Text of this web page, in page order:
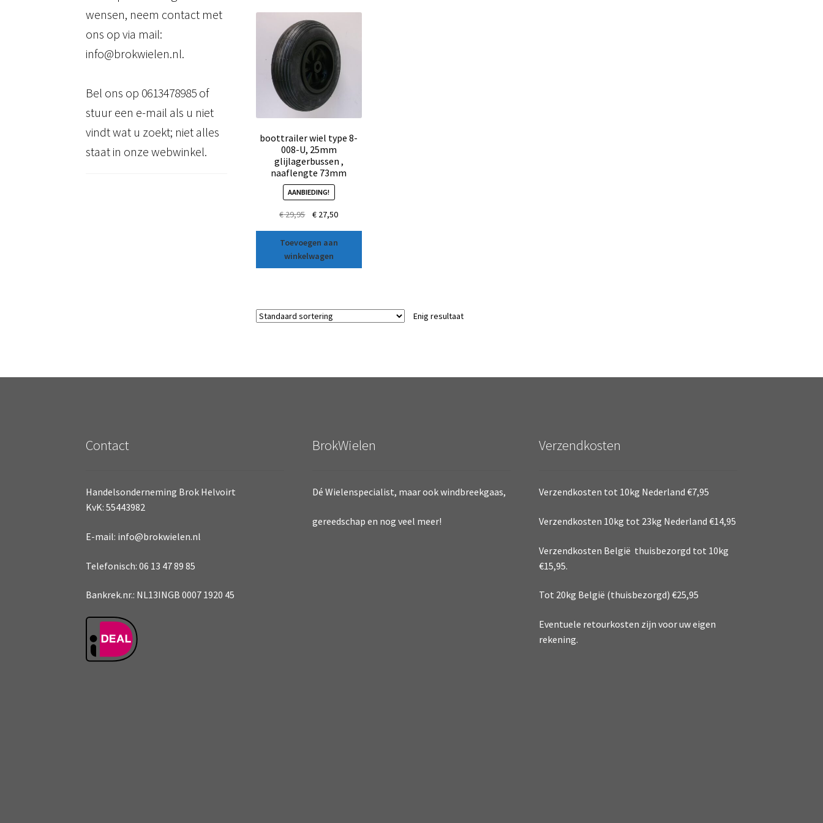
boottrailer wiel type 8-
008-U, 25mm
glijlagerbussen ,
naaflengte 73mm
AANBIEDING!
€29,95 € 27,50
Toevoegen aan
winkelwagen
Enig resultaat
wensen, neem contact met
ons op via mail:
info@brokwielen.nl.
Bel ons op 0613478985 of
stuur een e-mail als u niet
vindt wat u zoekt; niet alles
staat in onze webwinkel.
Contact
Handelsonderneming Brok Helvoirt
KvK: 55443982
E-mail: info@brokwielen.nl
Telefonisch: 06 13 47 89 85
Bankrek.nr.: NL13INGB 0007 1920 45
BrokWielen
Dé Wielenspecialist, maar ook windbreekgaas,
gereedschap en nog veel meer!
Verzendkosten
Verzendkosten tot 10kg Nederland €7,95
Verzendkosten 10kg tot 23kg Nederland €14,95
Verzendkosten België thuisbezorgd tot 10kg
€15,95.
Tot 20kg België (thuisbezorgd) €25,95
Eventuele retourkosten zijn voor uw eigen
rekening.